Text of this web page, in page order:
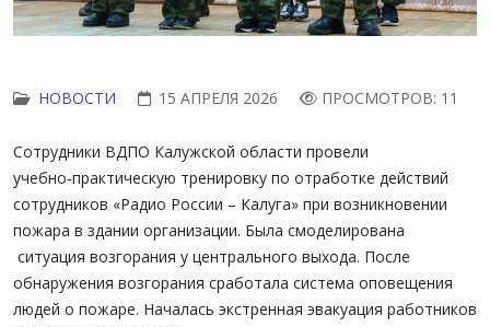
НОВОСТИ 15 АПРЕЛЯ 2026 ПРОСМОТРОВ: 11
Сотрудники ВДПО Калужской области провели
учебно‑практическую тренировку по отработке действий
сотрудников «Радио России – Калуга» при возникновении
пожара в здании организации. Была смоделирована
ситуация возгорания у центрального выхода. После
обнаружения возгорания сработала система оповещения
людей о пожаре. Началась экстренная эвакуация работников